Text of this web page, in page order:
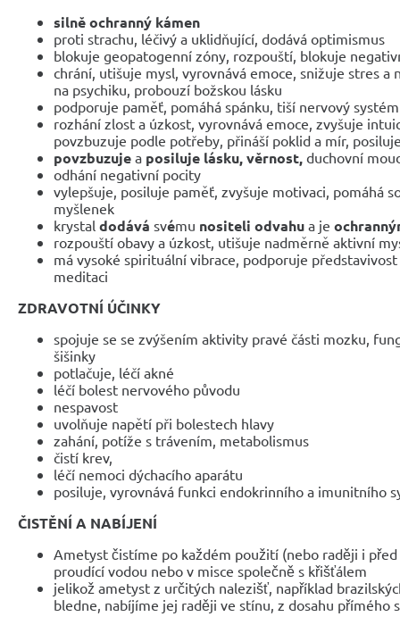
silně ochranný kámen
proti strachu, léčivý a uklidňující, dodává optimismus
blokuje geopatogenní zóny, rozpouští, blokuje
chrání, utišuje mysl, vyrovnává emoce, snižuje stres a
na psychiku, probouzí božskou lásku
podporuje paměť, pomáhá spánku, tiší nervový systém
rozhání zlost a úzkost, vyrovnává emoce, zvyšuje
povzbuzuje podle potřeby, přináší poklid a mír,
povzbuzuje a posiluje lásku, věrnost, duchovní
odhání negativní pocity
vylepšuje, posiluje paměť, zvyšuje motivaci, pomáhá
myšlenek
krystal dodává svému nositeli odvahu a je
rozpouští obavy a úzkost, utišuje nadměrně aktivní
má vysoké spirituální vibrace, podporuje
meditaci
ZDRAVOTNÍ ÚČINKY
spojuje se se zvýšením aktivity pravé části mozku,
šišinky
potlačuje, léčí akné
léčí bolest nervového původu
nespavost
uvolňuje napětí při bolestech hlavy
zahání, potíže s trávením, metabolismus
čistí krev,
léčí nemoci dýchacího aparátu
posiluje, vyrovnává funkci endokrinního a imunitního
ČISTĚNÍ A NABÍJENÍ
Ametyst čistíme po každém použití (nebo raději i
proudící vodou nebo v misce společně s křišťálem
jelikož ametyst z určitých nalezišť, například
bledne, nabíjíme jej raději ve stínu, z dosahu přímého